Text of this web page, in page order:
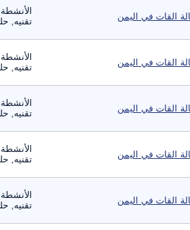
القات في اليمن
تقنيه,
القات في اليمن
تقنيه,
القات في اليمن
تقنيه,
القات في اليمن
تقنيه,
القات في اليمن
تقنيه,